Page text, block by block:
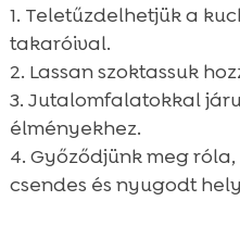
Teletűzdelhetjük a
takaróival.
Lassan szoktassuk
Jutalomfalatokkal
élményekhez.
Győződjünk meg
csendes és nyugodt